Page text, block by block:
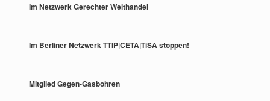
Im Netzwerk Gerechter Welthandel
Im Berliner Netzwerk TTIP|CETA|TiSA stoppen!
Mitglied Gegen-Gasbohren